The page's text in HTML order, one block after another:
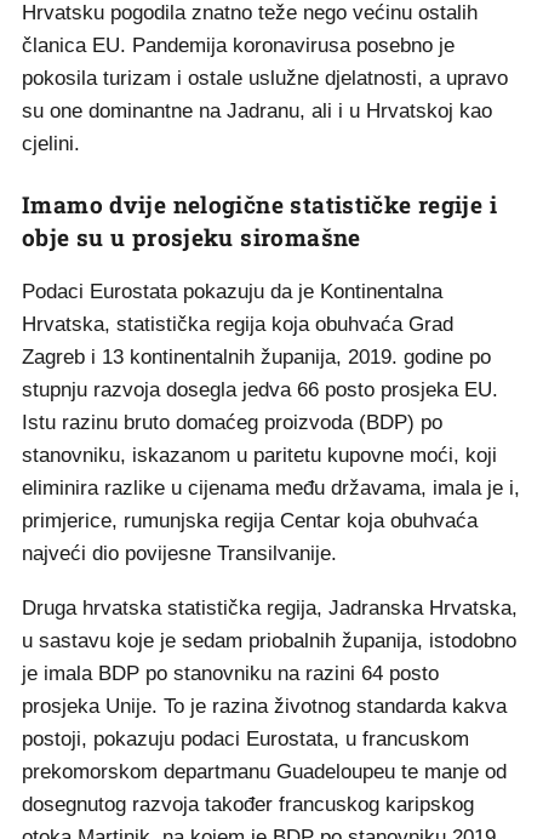
Hrvatsku pogodila znatno teže nego većinu ostalih
članica EU. Pandemija koronavirusa posebno je
pokosila turizam i ostale uslužne djelatnosti, a upravo
su one dominantne na Jadranu, ali i u Hrvatskoj kao
cjelini.
Imamo dvije nelogične statističke regije i
obje su u prosjeku siromašne
Podaci Eurostata pokazuju da je Kontinentalna
Hrvatska, statistička regija koja obuhvaća Grad
Zagreb i 13 kontinentalnih županija, 2019. godine po
stupnju razvoja dosegla jedva 66 posto prosjeka EU.
Istu razinu bruto domaćeg proizvoda (BDP) po
stanovniku, iskazanom u paritetu kupovne moći, koji
eliminira razlike u cijenama među državama, imala je i,
primjerice, rumunjska regija Centar koja obuhvaća
najveći dio povijesne Transilvanije.
Druga hrvatska statistička regija, Jadranska Hrvatska,
u sastavu koje je sedam priobalnih županija, istodobno
je imala BDP po stanovniku na razini 64 posto
prosjeka Unije. To je razina životnog standarda kakva
postoji, pokazuju podaci Eurostata, u francuskom
prekomorskom departmanu Guadeloupeu te manje od
dosegnutog razvoja također francuskog karipskog